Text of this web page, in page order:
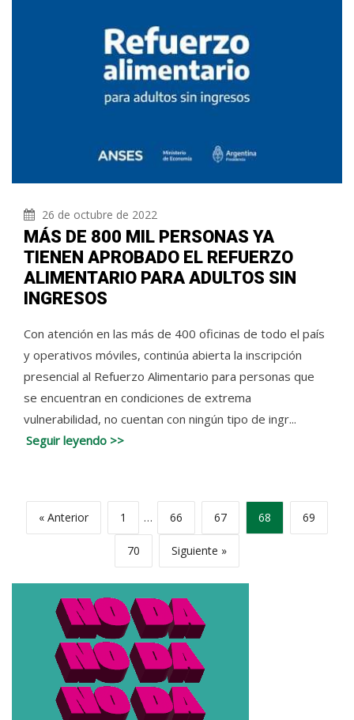
26 de octubre de 2022
MÁS DE 800 MIL PERSONAS YA
TIENEN APROBADO EL REFUERZO
ALIMENTARIO PARA ADULTOS SIN
INGRESOS
Con atención en las más de 400 oficinas de todo el país
y operativos móviles, continúa abierta la inscripción
presencial al Refuerzo Alimentario para personas que
se encuentran en condiciones de extrema
vulnerabilidad, no cuentan con ningún tipo de ingr...
Seguir leyendo >>
« Anterior 1 … 66 67 68 69
70 Siguiente »